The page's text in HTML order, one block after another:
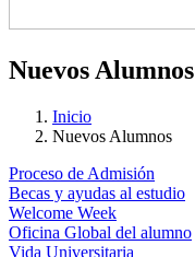
Nuevos Alumnos
Inicio
Nuevos Alumnos
Proceso de Admisión
Becas y ayudas al estudio
Welcome Week
Oficina Global del alumno
Vida Universitaria